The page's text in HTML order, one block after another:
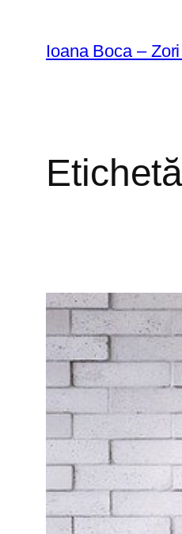
conținut
Ioana Boca –